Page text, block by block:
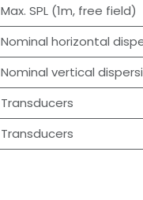
Max. SPL (1m, free field)
Nominal horizontal
Nominal vertical
Transducers
Transducers